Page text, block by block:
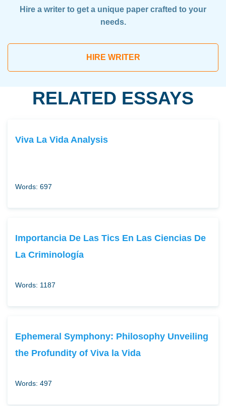
Hire a writer to get a unique paper crafted to your
needs.
HIRE WRITER
RELATED ESSAYS
Viva La Vida Analysis
Words: 697
Importancia De Las Tics En Las Ciencias De
La Criminología
Words: 1187
Ephemeral Symphony: Philosophy Unveiling
the Profundity of Viva la Vida
Words: 497